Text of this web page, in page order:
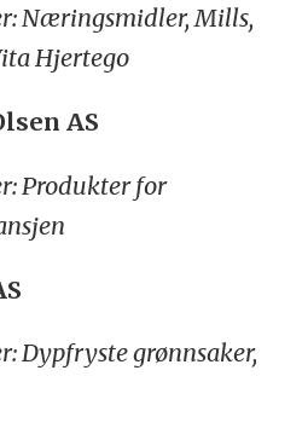
Næringsmidler, Mills,
Hjertego
AS
Produkter for
Dypfryste grønnsaker,